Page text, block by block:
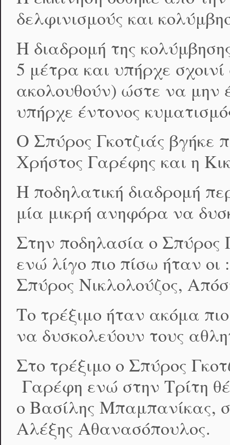
δελφινισμούς και
Η διαδρομή της
5 μέτρα και υπήρχε
ακολουθούν) ώστε να μην
υπήρχε έντονος
Ο Σπύρος Γκοτζιάς βγήκε
Χρήστος Γαρέφης και η
H ποδηλατική διαδρομή
μία μικρή ανηφόρα να
Στην ποδηλασία ο Σπύρος
ενώ λίγο πιο πίσω ήταν
Σπύρος Νικλολούζος,
Το τρέξιμο ήταν ακόμα
να δυσκολεύουν τους
Στο τρέξιμο ο Σπύρος
Γαρέφη ενώ στην Τρίτη
ο Βασίλης Μπαμπανίκας,
Αλέξης Αθανασόπουλος.